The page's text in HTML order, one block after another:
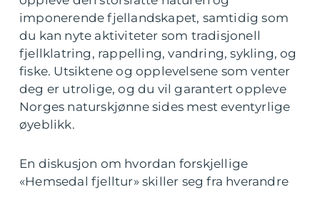
imponerende fjellandskapet, samtidig som
du kan nyte aktiviteter som tradisjonell
fjellklatring, rappelling, vandring, sykling, og
fiske. Utsiktene og opplevelsene som venter
deg er utrolige, og du vil garantert oppleve
Norges naturskjønne sides mest eventyrlige
øyeblikk.
En diskusjon om hvordan forskjellige
«Hemsedal fjelltur» skiller seg fra hverandre